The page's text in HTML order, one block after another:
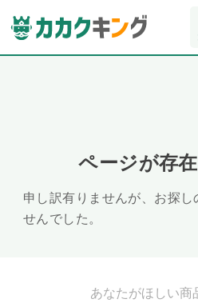
ページが存
申し訳有りませんが、お探し
せんでした。